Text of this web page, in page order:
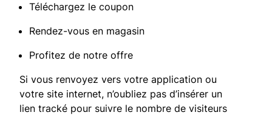
Téléchargez le coupon
Rendez-vous en magasin
Profitez de notre offre
Si vous renvoyez vers votre application ou
votre site internet, n’oubliez pas d’insérer un
lien tracké pour suivre le nombre de visiteurs